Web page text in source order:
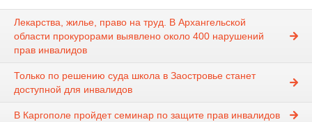
Лекарства, жилье, право на труд. В Архангельской
области прокурорами выявлено около 400 нарушений
прав инвалидов
Только по решению суда школа в Заостровье станет
доступной для инвалидов
В Каргополе пройдет семинар по защите прав инвалидов